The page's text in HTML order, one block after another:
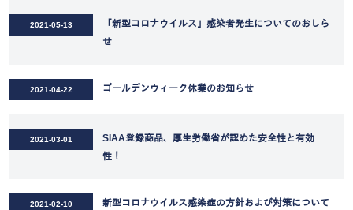
2021-05-13
「新型コロナウイルス」感染者発生についてのおしら
せ
2021-04-22 ゴールデンウィーク休業のお知らせ
2021-03-01
SIAA登録商品、厚生労働省が認めた安全性と有効
性！
2021-02-10 新型コロナウイルス感染症の方針および対策について